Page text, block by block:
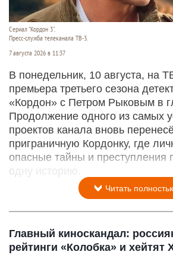
Сериал "Кордон 3".
Пресс-служба телеканала ТВ-3.
7 августа 2026 в 11:37
В понедельник, 10 августа, на
премьера третьего сезона
«Кордон» с Петром Рыковым в
Продолжение одного из самых
проектов канала вновь
приграничную Кордонку, где
опасные тайны и преступления
одну историю.
Читать
Главный киноскандал:
рейтинги «Колобка» и хейтят